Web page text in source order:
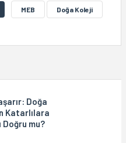
MEB Doğa Koleji
Doğa
Katarlılara
Doğru mu?